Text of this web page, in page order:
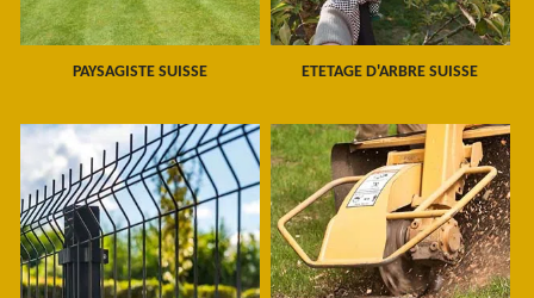
PAYSAGISTE SUISSE ETETAGE D'ARBRE SUISSE